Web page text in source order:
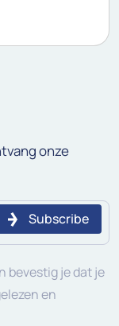
onze
bevestig je dat je
en